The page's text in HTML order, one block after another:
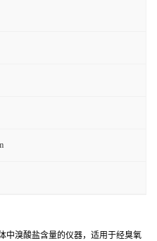
中溴酸盐含量的仪器，适用于经臭氧